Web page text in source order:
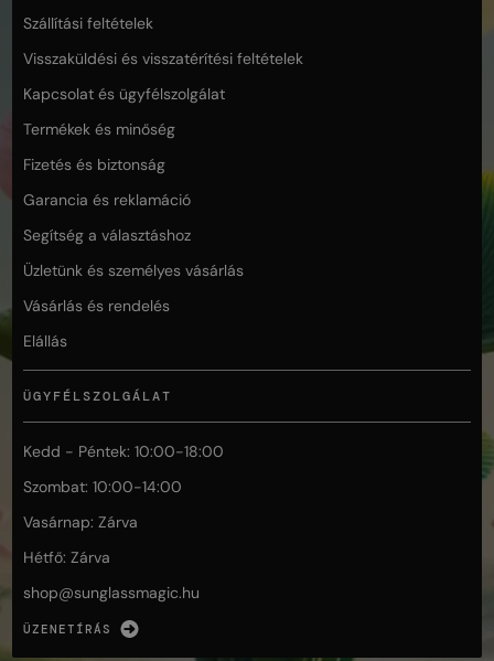
Szállítási feltételek
Visszaküldési és visszatérítési feltételek
Kapcsolat és ügyfélszolgálat
Termékek és minőség
Fizetés és biztonság
Garancia és reklamáció
Segítség a választáshoz
Üzletünk és személyes vásárlás
Vásárlás és rendelés
Elállás
ÜGYFÉLSZOLGÁLAT
Kedd - Péntek: 10:00-18:00
Szombat: 10:00-14:00
Vasárnap: Zárva
Hétfő: Zárva
shop@sunglassmagic.hu
ÜZENETÍRÁS